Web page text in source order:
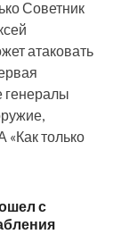
Советник
атаковать
генералы
только
с